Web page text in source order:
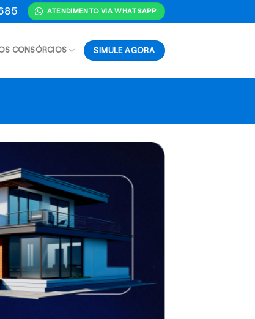
ATENDIMENTO VIA WHATSAPP
CONSÓRCIOS SIMULE AGORA